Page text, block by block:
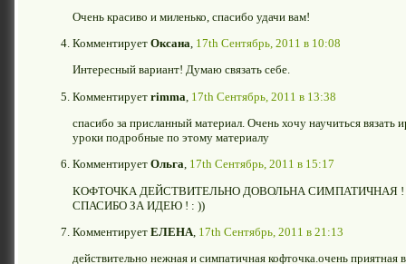
Очень красиво и миленько, спасибо удачи вам!
Комментирует Оксана 17th Сентябрь, 2011 в 10:08
Интересный вариант! Думаю связать себе.
Комментирует rimma 17th Сентябрь, 2011 в 13:38
спасибо за присланный материал. Очень хочу научиться вязать
уроки подробные по этому материалу
Комментирует Ольга, 17th Сентябрь, 2011 в 15:17
КОФТОЧКА ДЕЙСТВИТЕЛЬНО ДОВОЛЬНА СИМПАТИЧНАЯ
СПАСИБО ЗА ИДЕЮ ! : ))
Комментирует ЕЛЕНА 17th Сентябрь, 2011 в 21:13
действительно нежная и симпатичная кофточка.очень приятная